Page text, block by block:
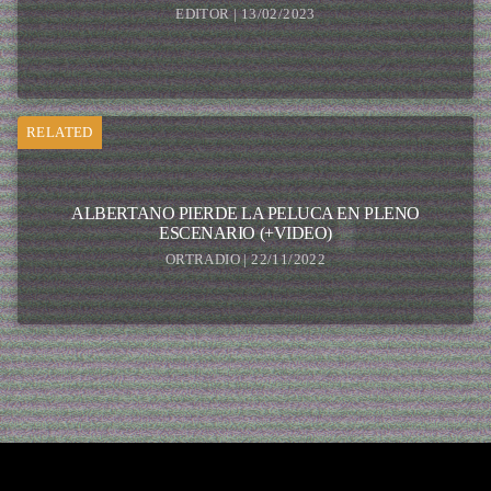
EDITOR | 13/02/2023
RELATED
ALBERTANO PIERDE LA PELUCA EN PLENO
ESCENARIO (+VIDEO)
ORTRADIO | 22/11/2022